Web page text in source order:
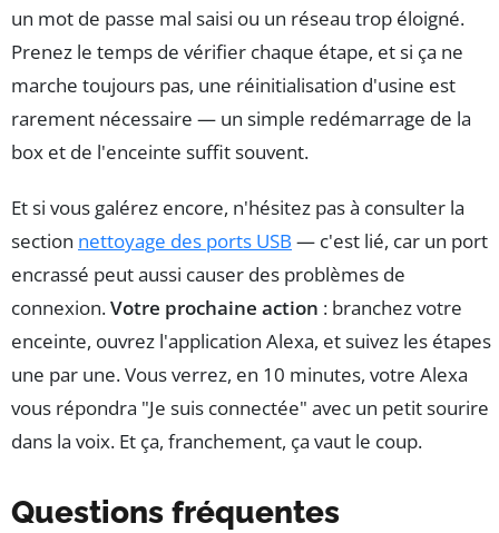
un mot de passe mal saisi ou un réseau trop éloigné.
Prenez le temps de vérifier chaque étape, et si ça ne
marche toujours pas, une réinitialisation d'usine est
rarement nécessaire — un simple redémarrage de la
box et de l'enceinte suffit souvent.
Et si vous galérez encore, n'hésitez pas à consulter la
section nettoyage des ports USB — c'est lié, car un port
encrassé peut aussi causer des problèmes de
connexion.Votre prochaine action : branchez votre
enceinte, ouvrez l'application Alexa, et suivez les étapes
une par une. Vous verrez, en 10 minutes, votre Alexa
vous répondra "Je suis connectée" avec un petit sourire
dans la voix. Et ça, franchement, ça vaut le coup.
Questions fréquentes